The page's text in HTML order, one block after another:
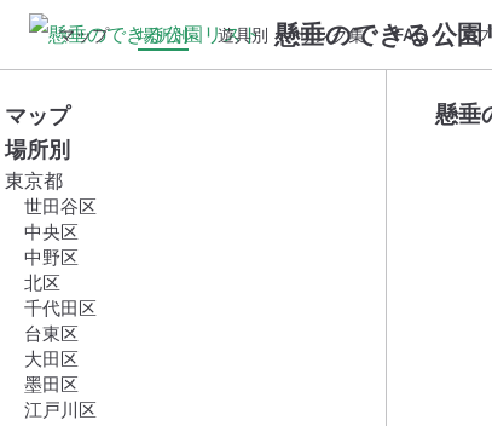
懸垂のできる公園
マップ 場所別 遊具別 リンク集 FAQ ア
マップ
場所別
東京都
世田谷区
中央区
中野区
北区
千代田区
台東区
大田区
墨田区
江戸川区
懸垂